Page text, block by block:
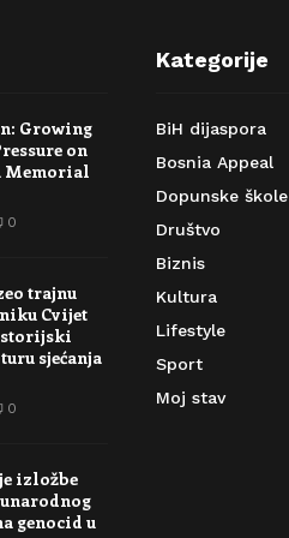
Growing
on
Memorial
0
trajnu
Cvijet
sjećanja
0
izložbe
genocid u
Kategorije
BiH dijaspora
Bosnia Appeal
Dopunske škole
Društvo
Biznis
Kultura
Lifestyle
Sport
Moj stav